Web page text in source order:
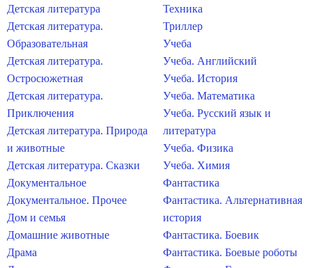
Детская литература
Детская литература.
Образовательная
Детская литература.
Остросюжетная
Детская литература.
Приключения
Детская литература. Природа
и животные
Детская литература. Сказки
Документальное
Документальное. Прочее
Дом и семья
Домашние животные
Драма
Техника
Триллер
Учеба
Учеба. Английский
Учеба. История
Учеба. Математика
Учеба. Русский язык и
литература
Учеба. Физика
Учеба. Химия
Фантастика
Фантастика. Альтернативная
история
Фантастика. Боевик
Фантастика. Боевые роботы